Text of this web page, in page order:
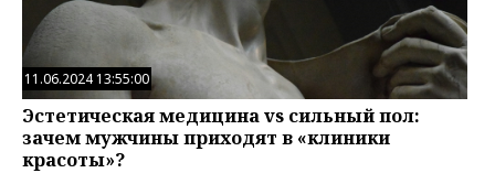
11.06.2024 13:55:00
Эстетическая медицина vs сильный пол:
зачем мужчины приходят в «клиники
красоты»?